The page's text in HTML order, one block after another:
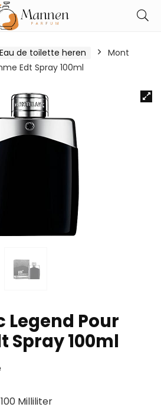
Eau de toilette heren
Mont
Edt Spray 100ml
Legend Pour
Spray 100ml
Milliliter